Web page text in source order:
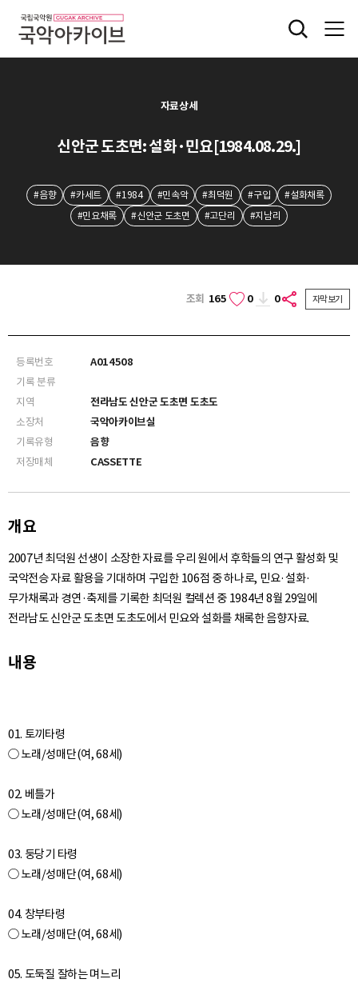
자료상세
신안군 도초면: 설화·민요[1984.08.29.]
#음향 #카세트 #1984 #민속악 #최덕원 #구입
#설화채록
#민요채록
#신안군 도초면 #고단리 #지남리
조회 165 0 0 자막보기
등록번호
A014508
기록 분류
지역
전라남도 신안군 도초면 도초도
소장처
국악아카이브실
기록유형
음향
저장매체
CASSETTE
개요
2007년 최덕원 선생이 소장한 자료를 우리 원에서 후학들의 연구 활성화 및
국악전승 자료 활용을 기대하며 구입한 106점 중 하나로, 민요·설화·
무가채록과 경연·축제를 기록한 최덕원 컬렉션 중 1984년 8월 29일에
전라남도 신안군 도초면 도초도에서 민요와 설화를 채록한 음향자료.
내용
01. 토끼타령
○ 노래/성매단(여, 68세)
02. 베틀가
○ 노래/성매단(여, 68세)
03. 둥당기 타령
○ 노래/성매단(여, 68세)
04. 창부타령
○ 노래/성매단(여, 68세)
05. 도둑질 잘하는 며느리